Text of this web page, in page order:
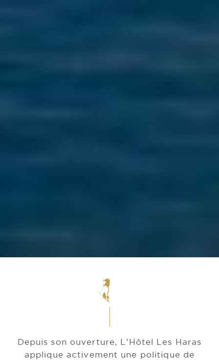
Depuis son ouverture, L’Hôtel Les Haras
applique activement une politique de